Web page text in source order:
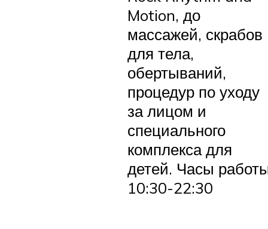
Motion, до
массажей, скрабов
для тела,
обертываний,
процедур по уходу
за лицом и
специального
комплекса для
детей. Часы
10:30-22:30